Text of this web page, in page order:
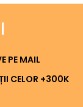
PE MAIL
CELOR +300K